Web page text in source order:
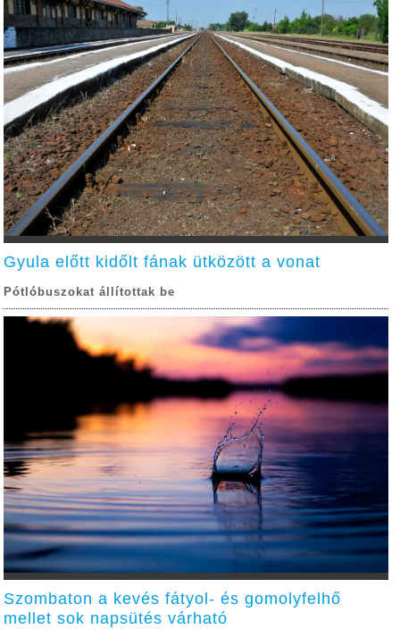
Gyula előtt kidőlt fának ütközött a vonat
Pótlóbuszokat állítottak be
Szombaton a kevés fátyol- és gomolyfelhő
mellet sok napsütés várható